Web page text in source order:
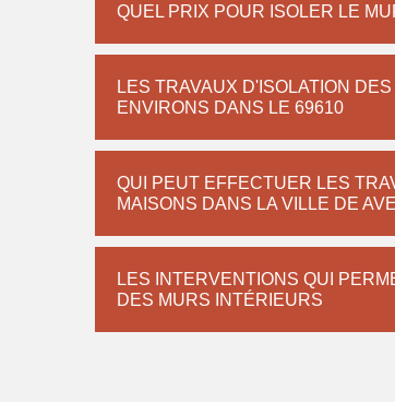
QUEL PRIX POUR ISOLER LE
LES TRAVAUX D'ISOLATION
ENVIRONS DANS LE 69610
QUI PEUT EFFECTUER LES
MAISONS DANS LA VILLE DE
LES INTERVENTIONS QUI
DES MURS INTÉRIEURS